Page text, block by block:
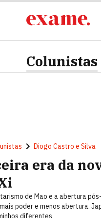
Colunistas
Diogo Castro e Silva
era da
de Mao e a abertura
poder e menos abertura.
diferentes